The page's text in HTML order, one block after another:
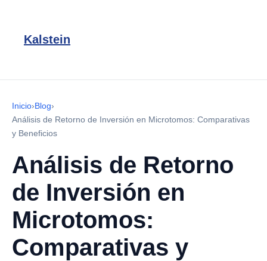
Kalstein
Inicio›Blog›
Análisis de Retorno de Inversión en Microtomos: Comparativas
y Beneficios
Análisis de Retorno
de Inversión en
Microtomos:
Comparativas y